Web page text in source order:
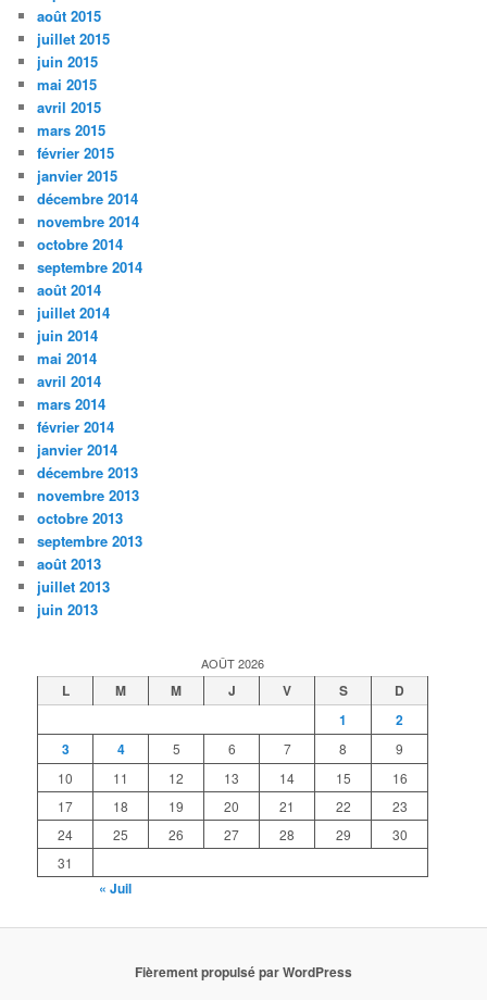
août 2015
juillet 2015
juin 2015
mai 2015
avril 2015
mars 2015
février 2015
janvier 2015
décembre 2014
novembre 2014
octobre 2014
septembre 2014
août 2014
juillet 2014
juin 2014
mai 2014
avril 2014
mars 2014
février 2014
janvier 2014
décembre 2013
novembre 2013
octobre 2013
septembre 2013
août 2013
juillet 2013
juin 2013
AOÛT 2026
L M M J V S
D
1
2
3
4 5 6 7 8
9
10
11 12 13 14 15
16
17
18 19 20 21 22
23
24
25 26 27 28 29
30
31
« Juil
Fièrement propulsé par WordPress